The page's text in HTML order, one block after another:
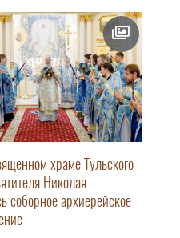
храме Тульского
Николая
соборное архиерейское